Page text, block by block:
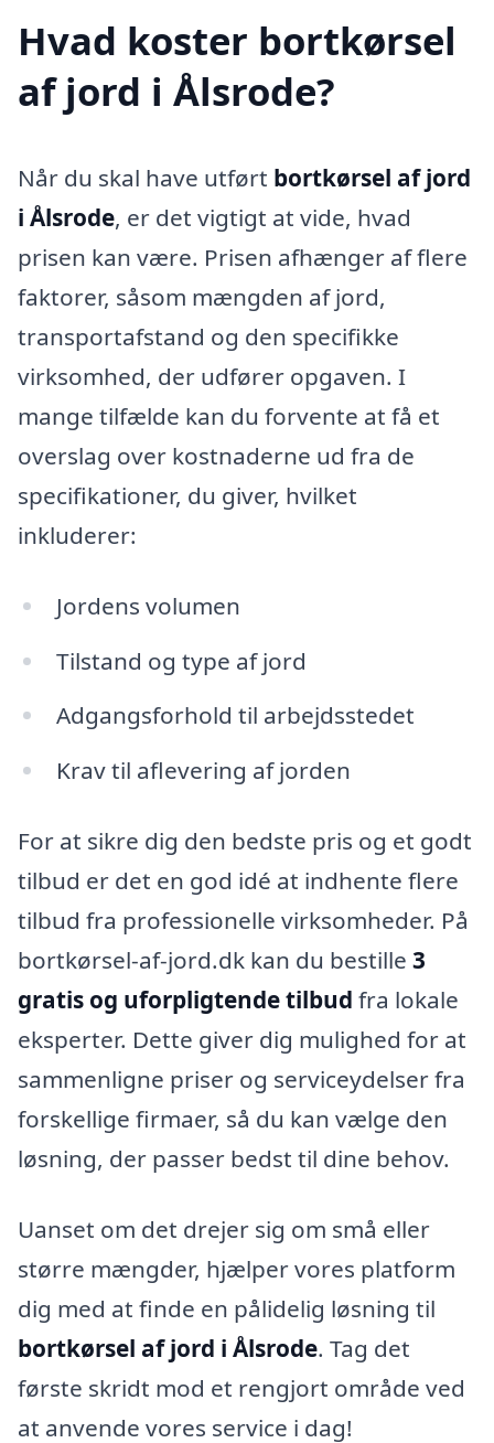
Hvad koster bortkørsel
af jord i Ålsrode?
Når du skal have utført bortkørsel af jord
i Ålsrode, er det vigtigt at vide, hvad
prisen kan være. Prisen afhænger af flere
faktorer, såsom mængden af jord,
transportafstand og den specifikke
virksomhed, der udfører opgaven. I
mange tilfælde kan du forvente at få et
overslag over kostnaderne ud fra de
specifikationer, du giver, hvilket
inkluderer:
Jordens volumen
Tilstand og type af jord
Adgangsforhold til arbejdsstedet
Krav til aflevering af jorden
For at sikre dig den bedste pris og et godt
tilbud er det en god idé at indhente flere
tilbud fra professionelle virksomheder. På
bortkørsel-af-jord.dk kan du bestille 3
gratis og uforpligtende tilbud fra lokale
eksperter. Dette giver dig mulighed for at
sammenligne priser og serviceydelser fra
forskellige firmaer, så du kan vælge den
løsning, der passer bedst til dine behov.
Uanset om det drejer sig om små eller
større mængder, hjælper vores platform
dig med at finde en pålidelig løsning til
bortkørsel af jord i Ålsrode. Tag det
første skridt mod et rengjort område ved
at anvende vores service i dag!